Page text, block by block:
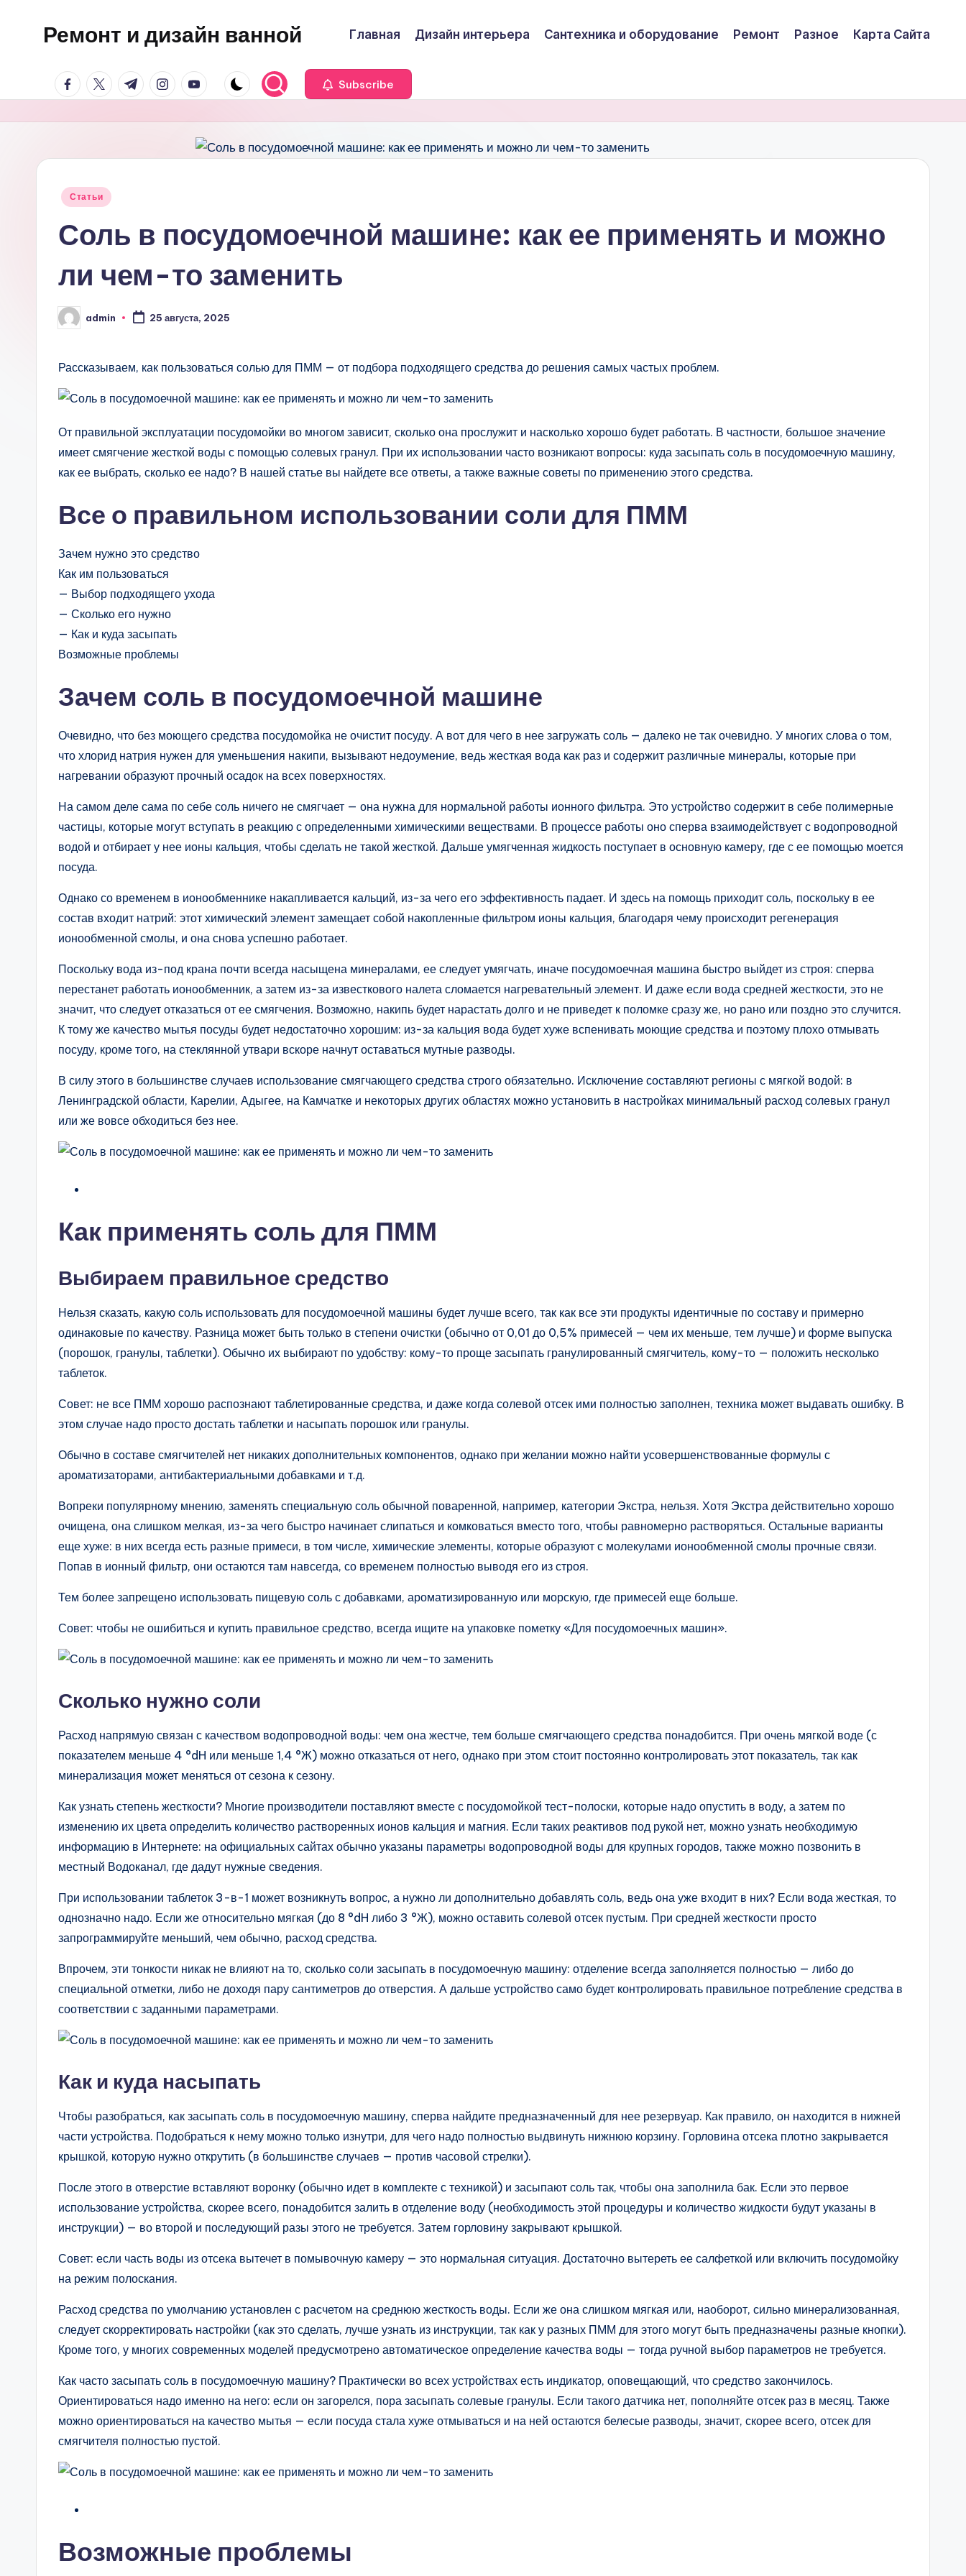
содержимому
Ремонт и дизайн ванной
практичные
интерьерные
ванной
Главная Дизайн интерьера Сантехника и оборудование Ремонт Разное Карта Сайта
facebook.com
twitter.com
t.me instagram.com
youtube.com Subscribe
Опубликовано
Статьи
Соль в посудомоечной машине: как ее применять и можно
ли чем-то заменить
Запись
от
admin 25 августа, 2025
Рассказываем, как пользоваться солью для ПММ — от подбора подходящего средства до решения самых частых проблем.
От правильной эксплуатации посудомойки во многом зависит, сколько она прослужит и насколько хорошо будет работать. В частности, большое значение
имеет смягчение жесткой воды с помощью солевых гранул. При их использовании часто возникают вопросы: куда засыпать соль в посудомоечную машину,
как ее выбрать, сколько ее надо? В нашей статье вы найдете все ответы, а также важные советы по применению этого средства.
Все о правильном использовании соли для ПММ
Зачем нужно это средство
Как им пользоваться
— Выбор подходящего ухода
— Сколько его нужно
— Как и куда засыпать
Возможные проблемы
Зачем соль в посудомоечной машине
Очевидно, что без моющего средства посудомойка не очистит посуду. А вот для чего в нее загружать соль — далеко не так очевидно. У многих слова о том,
что хлорид натрия нужен для уменьшения накипи, вызывают недоумение, ведь жесткая вода как раз и содержит различные минералы, которые при
нагревании образуют прочный осадок на всех поверхностях.
На самом деле сама по себе соль ничего не смягчает — она нужна для нормальной работы ионного фильтра. Это устройство содержит в себе полимерные
частицы, которые могут вступать в реакцию с определенными химическими веществами. В процессе работы оно сперва взаимодействует с водопроводной
водой и отбирает у нее ионы кальция, чтобы сделать не такой жесткой. Дальше умягченная жидкость поступает в основную камеру, где с ее помощью моется
посуда.
Однако со временем в ионообменнике накапливается кальций, из-за чего его эффективность падает. И здесь на помощь приходит соль, поскольку в ее
состав входит натрий: этот химический элемент замещает собой накопленные фильтром ионы кальция, благодаря чему происходит регенерация
ионообменной смолы, и она снова успешно работает.
Поскольку вода из-под крана почти всегда насыщена минералами, ее следует умягчать, иначе посудомоечная машина быстро выйдет из строя: сперва
перестанет работать ионообменник, а затем из-за известкового налета сломается нагревательный элемент. И даже если вода средней жесткости, это не
значит, что следует отказаться от ее смягчения. Возможно, накипь будет нарастать долго и не приведет к поломке сразу же, но рано или поздно это случится.
К тому же качество мытья посуды будет недостаточно хорошим: из-за кальция вода будет хуже вспенивать моющие средства и поэтому плохо отмывать
посуду, кроме того, на стеклянной утвари вскоре начнут оставаться мутные разводы.
В силу этого в большинстве случаев использование смягчающего средства строго обязательно. Исключение составляют регионы с мягкой водой: в
Ленинградской области, Карелии, Адыгее, на Камчатке и некоторых других областях можно установить в настройках минимальный расход солевых гранул
или же вовсе обходиться без нее.
Как применять соль для ПММ
Выбираем правильное средство
Нельзя сказать, какую соль использовать для посудомоечной машины будет лучше всего, так как все эти продукты идентичные по составу и примерно
одинаковые по качеству. Разница может быть только в степени очистки (обычно от 0,01 до 0,5% примесей — чем их меньше, тем лучше) и форме выпуска
(порошок, гранулы, таблетки). Обычно их выбирают по удобству: кому-то проще засыпать гранулированный смягчитель, кому-то — положить несколько
таблеток.
Совет: не все ПММ хорошо распознают таблетированные средства, и даже когда солевой отсек ими полностью заполнен, техника может выдавать ошибку. В
этом случае надо просто достать таблетки и насыпать порошок или гранулы.
Обычно в составе смягчителей нет никаких дополнительных компонентов, однако при желании можно найти усовершенствованные формулы с
ароматизаторами, антибактериальными добавками и т.д.
Вопреки популярному мнению, заменять специальную соль обычной поваренной, например, категории Экстра, нельзя. Хотя Экстра действительно хорошо
очищена, она слишком мелкая, из-за чего быстро начинает слипаться и комковаться вместо того, чтобы равномерно растворяться. Остальные варианты
еще хуже: в них всегда есть разные примеси, в том числе, химические элементы, которые образуют с молекулами ионообменной смолы прочные связи.
Попав в ионный фильтр, они остаются там навсегда, со временем полностью выводя его из строя.
Тем более запрещено использовать пищевую соль с добавками, ароматизированную или морскую, где примесей еще больше.
Совет: чтобы не ошибиться и купить правильное средство, всегда ищите на упаковке пометку «Для посудомоечных машин».
Сколько нужно соли
Расход напрямую связан с качеством водопроводной воды: чем она жестче, тем больше смягчающего средства понадобится. При очень мягкой воде (с
показателем меньше 4 °dH или меньше 1,4 °Ж) можно отказаться от него, однако при этом стоит постоянно контролировать этот показатель, так как
минерализация может меняться от сезона к сезону.
Как узнать степень жесткости? Многие производители поставляют вместе с посудомойкой тест-полоски, которые надо опустить в воду, а затем по
изменению их цвета определить количество растворенных ионов кальция и магния. Если таких реактивов под рукой нет, можно узнать необходимую
информацию в Интернете: на официальных сайтах обычно указаны параметры водопроводной воды для крупных городов, также можно позвонить в
местный Водоканал, где дадут нужные сведения.
При использовании таблеток 3-в-1 может возникнуть вопрос, а нужно ли дополнительно добавлять соль, ведь она уже входит в них? Если вода жесткая, то
однозначно надо. Если же относительно мягкая (до 8 °dH либо 3 °Ж), можно оставить солевой отсек пустым. При средней жесткости просто
запрограммируйте меньший, чем обычно, расход средства.
Впрочем, эти тонкости никак не влияют на то, сколько соли засыпать в посудомоечную машину: отделение всегда заполняется полностью — либо до
специальной отметки, либо не доходя пару сантиметров до отверстия. А дальше устройство само будет контролировать правильное потребление средства в
соответствии с заданными параметрами.
Как и куда насыпать
Чтобы разобраться, как засыпать соль в посудомоечную машину, сперва найдите предназначенный для нее резервуар. Как правило, он находится в нижней
части устройства. Подобраться к нему можно только изнутри, для чего надо полностью выдвинуть нижнюю корзину. Горловина отсека плотно закрывается
крышкой, которую нужно открутить (в большинстве случаев — против часовой стрелки).
После этого в отверстие вставляют воронку (обычно идет в комплекте с техникой) и засыпают соль так, чтобы она заполнила бак. Если это первое
использование устройства, скорее всего, понадобится залить в отделение воду (необходимость этой процедуры и количество жидкости будут указаны в
инструкции) — во второй и последующий разы этого не требуется. Затем горловину закрывают крышкой.
Совет: если часть воды из отсека вытечет в помывочную камеру — это нормальная ситуация. Достаточно вытереть ее салфеткой или включить посудомойку
на режим полоскания.
Расход средства по умолчанию установлен с расчетом на среднюю жесткость воды. Если же она слишком мягкая или, наоборот, сильно минерализованная,
следует скорректировать настройки (как это сделать, лучше узнать из инструкции, так как у разных ПММ для этого могут быть предназначены разные кнопки).
Кроме того, у многих современных моделей предусмотрено автоматическое определение качества воды — тогда ручной выбор параметров не требуется.
Как часто засыпать соль в посудомоечную машину? Практически во всех устройствах есть индикатор, оповещающий, что средство закончилось.
Ориентироваться надо именно на него: если он загорелся, пора засыпать солевые гранулы. Если такого датчика нет, пополняйте отсек раз в месяц. Также
можно ориентироваться на качество мытья — если посуда стала хуже отмываться и на ней остаются белесые разводы, значит, скорее всего, отсек для
смягчителя полностью пустой.
Возможные проблемы